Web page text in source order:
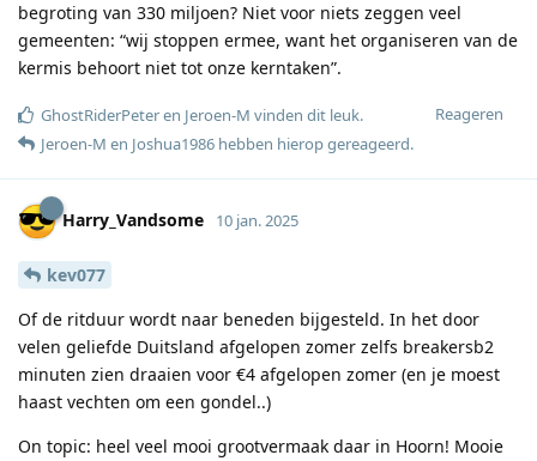
begroting van 330 miljoen? Niet voor niets zeggen veel
gemeenten: “wij stoppen ermee, want het organiseren van de
kermis behoort niet tot onze kerntaken”.
Reageren
GhostRiderPeteren Jeroen-M vinden dit leuk.
Jeroen-M en Joshua1986 hebben hierop gereageerd.
Harry_Vandsome 10 jan. 2025
kev077
Of de ritduur wordt naar beneden bijgesteld. In het door
velen geliefde Duitsland afgelopen zomer zelfs breakersb2
minuten zien draaien voor €4 afgelopen zomer (en je moest
haast vechten om een gondel..)
On topic: heel veel mooi grootvermaak daar in Hoorn! Mooie